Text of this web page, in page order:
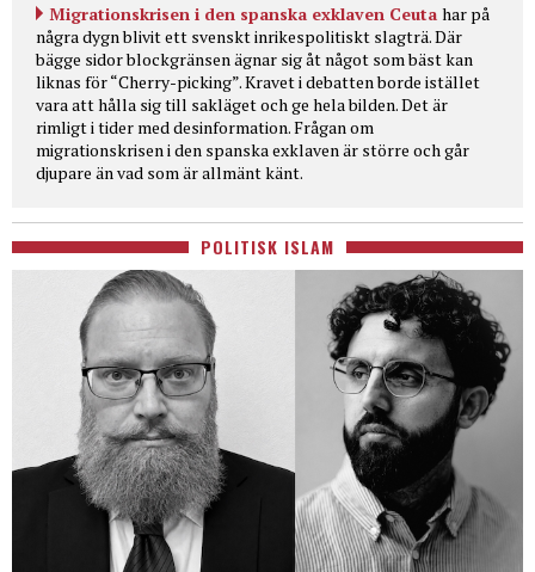
Migrationskrisen i den spanska exklaven Ceuta har på
några dygn blivit ett svenskt inrikespolitiskt slagträ. Där
bägge sidor blockgränsen ägnar sig åt något som bäst kan
liknas för “Cherry-picking”. Kravet i debatten borde istället
vara att hålla sig till sakläget och ge hela bilden. Det är
rimligt i tider med desinformation. Frågan om
migrationskrisen i den spanska exklaven är större och går
djupare än vad som är allmänt känt.
POLITISK ISLAM